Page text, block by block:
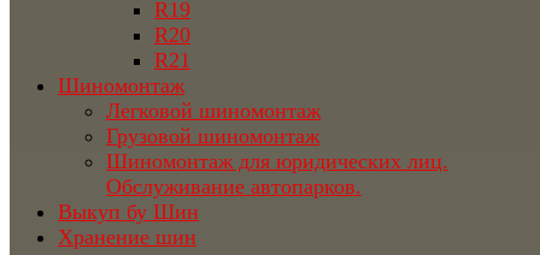
R19
R20
R21
Шиномонтаж
Легковой шиномонтаж
Грузовой шиномонтаж
Шиномонтаж для юридических лиц.
Обслуживание автопарков.
Выкуп бу Шин
Хранение шин